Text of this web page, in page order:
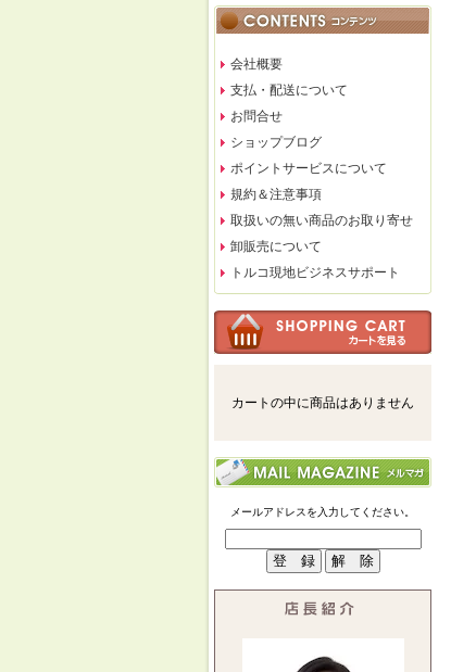
会社概要
支払・配送について
お問合せ
ショップブログ
ポイントサービスについて
規約＆注意事項
取扱いの無い商品のお取り寄せ
卸販売について
トルコ現地ビジネスサポート
カートの中に商品はありません
メールアドレスを入力してください。